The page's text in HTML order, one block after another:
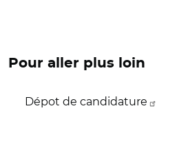
Pour aller plus loin
Dépot de candidature